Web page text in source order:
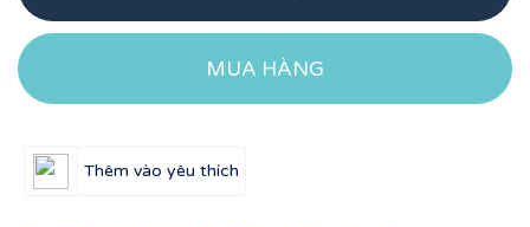
MUA HÀNG
Thêm vào yêu thích